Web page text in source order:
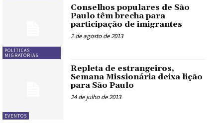
POLÍTICAS
MIGRATÓRIAS
Conselhos populares de São
Paulo têm brecha para
participação de imigrantes
2 de agosto de 2013
EVENTOS
Repleta de estrangeiros,
Semana Missionária deixa lição
para São Paulo
24 de julho de 2013